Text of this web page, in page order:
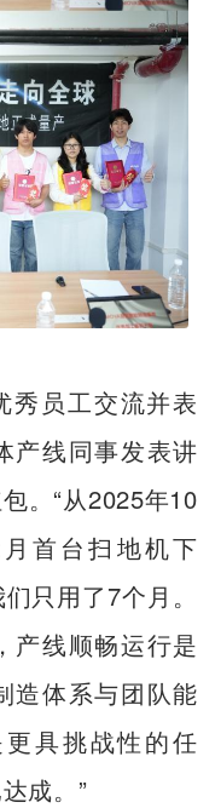
秀员工交流并表
产线同事发表讲
。“从2025年10
首台扫地机下
只用了7个月。
产线顺畅运行是
造体系与团队能
具挑战性的任
成。”